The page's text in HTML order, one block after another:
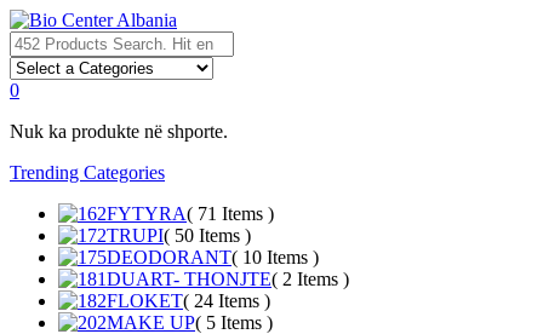
0
Nuk ka produkte në shporte.
Trending Categories
FYTYRA( 71 Items )
TRUPI( 50 Items )
DEODORANT( 10 Items )
DUART- THONJTE( 2 Items )
FLOKET( 24 Items )
MAKE UP( 5 Items )